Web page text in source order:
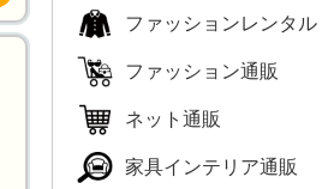
ファッションレンタル
ファッション通販
ネット通販
家具インテリア通販